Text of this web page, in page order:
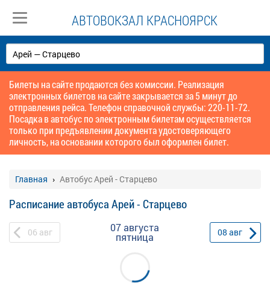
АВТОВОКЗАЛ КРАСНОЯРСК
Билеты на сайте продаются без комиссии. Реализация
электронных билетов на сайте закрывается за 5 минут до
отправления рейса. Телефон справочной службы: 220-11-72.
Посадка в автобус по электронным билетам осуществляется
только при предъявлении документа удостоверяющего
личность, на основании которого был оформлен билет.
Главная Автобус Арей - Старцево
Расписание автобуса Арей - Старцево
06 авг 07 августа
пятница 08 авг